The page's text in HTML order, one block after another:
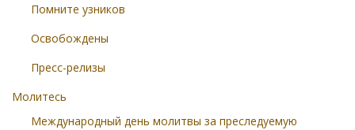
Помните узников
Освобождены
Пресс-релизы
Молитесь
Международный день молитвы за преследуемую